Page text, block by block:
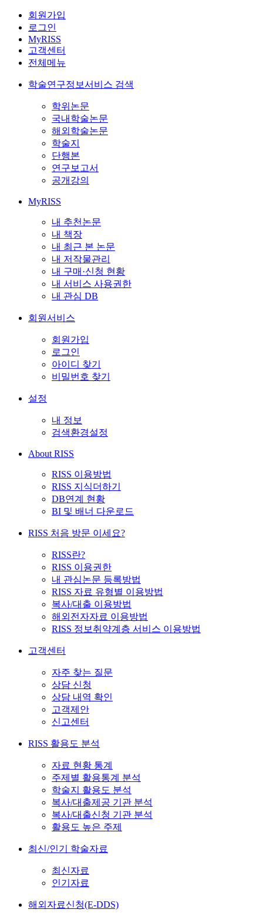
회원가입
로그인
MyRISS
고객센터
전체메뉴
학술연구정보서비스 검색
학위논문
국내학술논문
해외학술논문
학술지
단행본
연구보고서
공개강의
MyRISS
내 추천논문
내 책장
내 최근 본 논문
내 저작물관리
내 구매·신청 현황
내 서비스 사용권한
내 관심 DB
회원서비스
회원가입
로그인
아이디 찾기
비밀번호 찾기
설정
내 정보
검색환경설정
About RISS
RISS 이용방법
RISS 지식더하기
DB연계 현황
BI 및 배너 다운로드
RISS 처음 방문 이세요?
RISS란?
RISS 이용권한
내 관심논문 등록방법
RISS 자료 유형별 이용방법
복사/대출 이용방법
해외전자자료 이용방법
RISS 정보취약계층 서비스 이용방법
고객센터
자주 찾는 질문
상담 신청
상담 내역 확인
고객제안
신고센터
RISS 활용도 분석
자료 현황 통계
주제별 활용통계 분석
학술지 활용도 분석
복사/대출제공 기관 분석
복사/대출신청 기관 분석
활용도 높은 주제
최신/인기 학술자료
최신자료
인기자료
해외자료신청(E-DDS)